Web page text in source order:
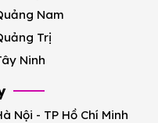
Nam
Trị
Ninh
Nội - TP Hồ Chí Minh